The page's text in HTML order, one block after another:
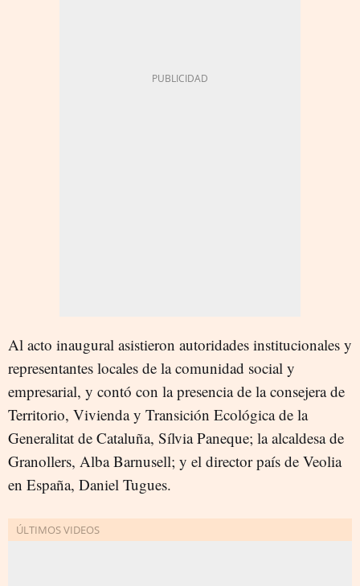
Al acto inaugural asistieron autoridades institucionales y
representantes locales de la comunidad social y
empresarial, y contó con la presencia de la consejera de
Territorio, Vivienda y Transición Ecológica de la
Generalitat de Cataluña, Sílvia Paneque; la alcaldesa de
Granollers, Alba Barnusell; y el director país de Veolia
en España, Daniel Tugues.